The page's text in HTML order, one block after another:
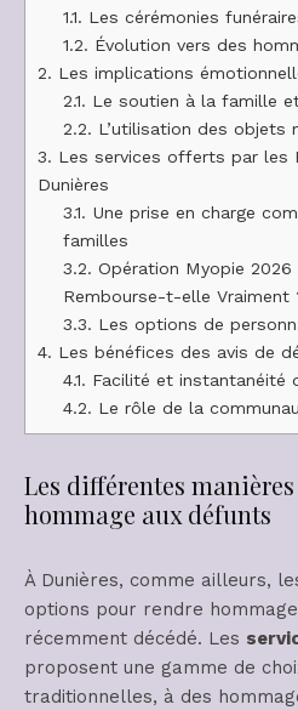
1.1. Les cérémonies
1.2. Évolution vers des
2. Les implications
2.1. Le soutien à la famille
2.2. L’utilisation des objets
3. Les services offerts par les
Dunières
3.1. Une prise en charge
familles
3.2. Opération Myopie
Rembourse-t-elle Vraiment
3.3. Les options de
4. Les bénéfices des avis de
4.1. Facilité et instantanéité
4.2. Le rôle de la
Les différentes
hommage aux défunts
À Dunières, comme ailleurs,
options pour rendre
récemment décédé. Les
proposent une gamme de
traditionnelles, à des